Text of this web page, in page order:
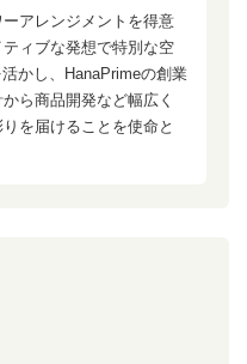
アレンジメントを得意
ィブな発想で特別な空
かし、HanaPrimeの創業
ら商品開発など幅広く
を届けることを使命と